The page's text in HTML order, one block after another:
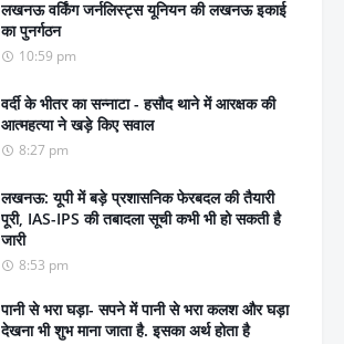
लखनऊ वर्किंग जर्नलिस्ट्स यूनियन की लखनऊ इकाई
का पुनर्गठन
10:59 pm
वर्दी के भीतर का सन्नाटा - हसौद थाने में आरक्षक की
आत्महत्या ने खड़े किए सवाल
8:27 pm
लखनऊ: यूपी में बड़े प्रशासनिक फेरबदल की तैयारी
पूरी, IAS-IPS की तबादला सूची कभी भी हो सकती है
जारी
8:53 pm
पानी से भरा घड़ा- सपने में पानी से भरा कलश और घड़ा
देखना भी शुभ माना जाता है. इसका अर्थ होता है